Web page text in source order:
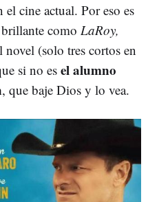
el cine actual. Por eso es
como LaRoy,
(solo tres cortos en
si no esel alumno
, que baje Dios y lo vea.